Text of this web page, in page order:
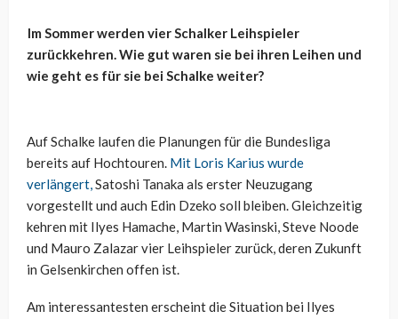
Im Sommer werden vier Schalker Leihspieler
zurückkehren. Wie gut waren sie bei ihren Leihen und
wie geht es für sie bei Schalke weiter?
Auf Schalke laufen die Planungen für die Bundesliga
bereits auf Hochtouren. Mit Loris Karius wurde
verlängert,Satoshi Tanaka als erster Neuzugang
vorgestellt und auch Edin Dzeko soll bleiben. Gleichzeitig
kehren mit Ilyes Hamache, Martin Wasinski, Steve Noode
und Mauro Zalazar vier Leihspieler zurück, deren Zukunft
in Gelsenkirchen offen ist.
Am interessantesten erscheint die Situation bei Ilyes